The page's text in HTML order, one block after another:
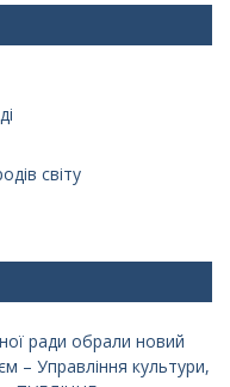
світу
ради обрали новий
– Управління культури,